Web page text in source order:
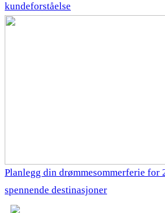
kundeforståelse
Planlegg din drømmesommerferie for
spennende destinasjoner